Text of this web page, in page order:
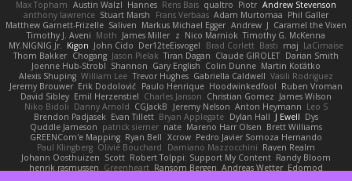
Max Topham Austin Walzl Hannes Rens Bais qualtro Piotr Andrew Stevenson
anthony lawrence Stuart Marsh Frans Verbaas Adam Murtomaa Phil Galler
Matthew Garnett-Frizelle Saliven Markus Michael Egger Andrew J Caramel the Vixen
Timothy J. Aveni Moth James Miller z Nico Marniok Timothy G. McKenna
MY.NIGNIG Jr. Kigon John Cido Der12teEisvogel Brad Corlett Basti maj LaCimaise
Thom Bakker Chogang Jason Pielak Tiran Dagan Claude GIROLET Darian Smith
Joenne Hub-Strobl Shannon Gary English Colin Dunne Martin Koťátko
Alexis Shuping William Lee Trevor Hughes Gabriella Caldwell Vasili Rodriguez
Jeremy Brouwer Erik Dodolović Paulo Henrique Hoodwinkedfool Ruben Vroman
David Sibley Emil Herzenstiel Charles Janson Christian Gomez James Wilson
Niko Bidoli Danny Arnold CGJackB Jeremy Nelson Anton Heymann Leo S
Brendon Padjasek Evan Tillett Bryan Applegate Dylan Hall J Ewell Dys
Quddle Jameson patrick siemer nate Mareno Harr Olsen Brett Williams
GREENCom'e Mapping Ryan Bell Xcrow Pedro Javier Somoza Hernando
Paul Klingberg Olivié Bouchard Damiano Mazzocchini Raven Realm
Johann Oosthuizen Scott Robert Tolppi: Support My Content Randy Bloom
henrik rasmussen Greenheart Ransom Bergen Andreas Wetter Edomod